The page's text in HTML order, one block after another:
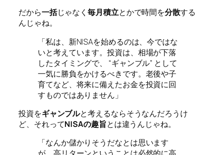
だから一括じゃなく毎月積立とかで時間を分散する
んじゃね。
「私は、新NISAを始めるのは、今ではな
いと考えています。投資は、相場が下落
したタイミングで、 “ギャンブル” として
一気に勝負をかけるべきです。老後や子
育てなど、将来に備えたお金を投資に回
すものではありません」
投資をギャンブルと考えるならそうなんだろうけ
ど、それってNISAの趣旨とは違うんじゃね。
「なんか儲かりそうだなとは思います